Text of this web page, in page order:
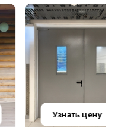
Узнать цену